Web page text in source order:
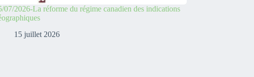
07/2026-La réforme du régime canadien des indications
15 juillet 2026